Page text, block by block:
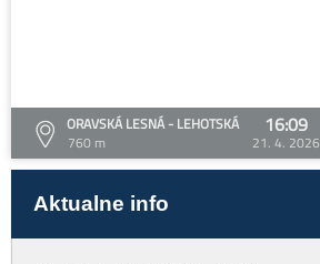
ORAVSKÁ LESNÁ - LEHOTSKÁ
760 m
16:09
21. 4. 2026
Aktualne info